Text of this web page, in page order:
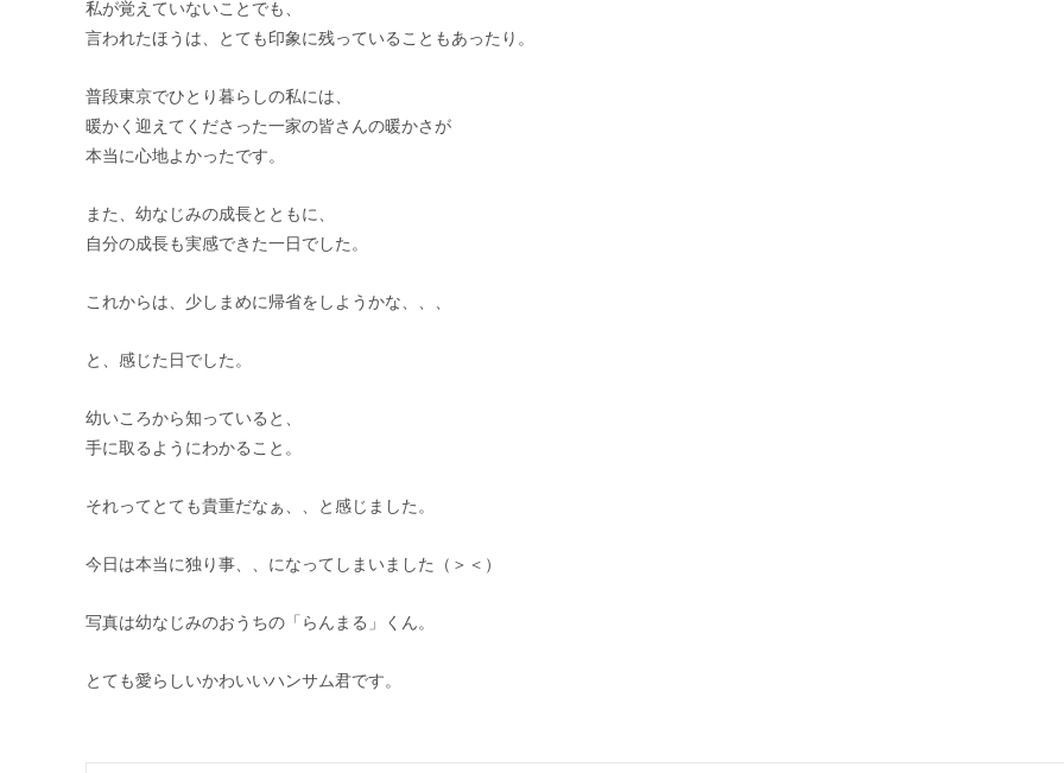
私が覚えていないことでも、
言われたほうは、とても印象に残っていることもあったり。
普段東京でひとり暮らしの私には、
暖かく迎えてくださった一家の皆さんの暖かさが
本当に心地よかったです。
また、幼なじみの成長とともに、
自分の成長も実感できた一日でした。
これからは、少しまめに帰省をしようかな、、、
と、感じた日でした。
幼いころから知っていると、
手に取るようにわかること。
それってとても貴重だなぁ、、と感じました。
今日は本当に独り事、、になってしまいました（＞＜）
写真は幼なじみのおうちの「らんまる」くん。
とても愛らしいかわいいハンサム君です。